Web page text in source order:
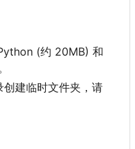
(约 20MB) 和
建临时文件夹，请